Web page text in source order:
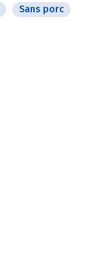
Sans porc